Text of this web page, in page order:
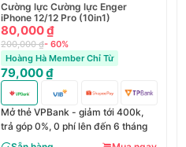
Cường lực Cường lực Enger
iPhone 12/12 Pro (10in1)
80,000 ₫
200,000 ₫- 60%
Hoàng Hà Member Chỉ Từ
79,000 ₫
Mở thẻ VPBank - giảm tới 400k,
trả góp 0%, 0 phí lên đến 6 tháng